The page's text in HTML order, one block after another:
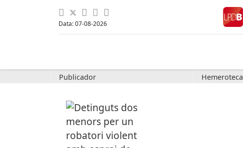
Data: 07-08-2026
Publicador Hemeroteca